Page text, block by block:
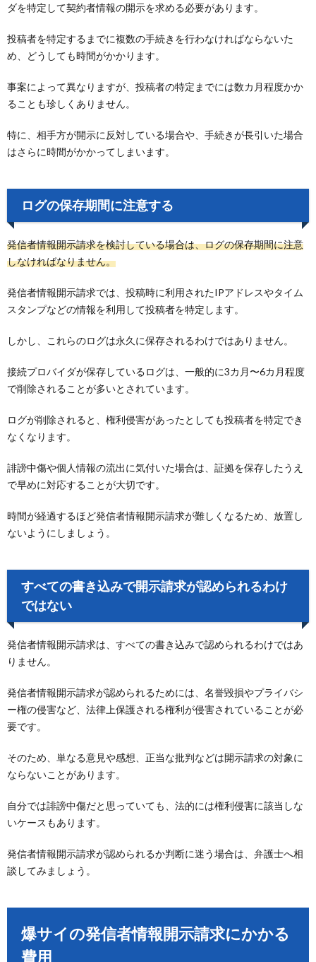
ダを特定して契約者情報の開示を求める必要があります。
投稿者を特定するまでに複数の手続きを行わなければならないた
め、どうしても時間がかかります。
事案によって異なりますが、投稿者の特定までには数カ月程度かか
ることも珍しくありません。
特に、相手方が開示に反対している場合や、手続きが長引いた場合
はさらに時間がかかってしまいます。
ログの保存期間に注意する
発信者情報開示請求を検討している場合は、ログの保存期間に注意
しなければなりません。
発信者情報開示請求では、投稿時に利用されたIPアドレスやタイム
スタンプなどの情報を利用して投稿者を特定します。
しかし、これらのログは永久に保存されるわけではありません。
接続プロバイダが保存しているログは、一般的に3カ月〜6カ月程度
で削除されることが多いとされています。
ログが削除されると、権利侵害があったとしても投稿者を特定でき
なくなります。
誹謗中傷や個人情報の流出に気付いた場合は、証拠を保存したうえ
で早めに対応することが大切です。
時間が経過するほど発信者情報開示請求が難しくなるため、放置し
ないようにしましょう。
すべての書き込みで開示請求が認められるわけ
ではない
発信者情報開示請求は、すべての書き込みで認められるわけではあ
りません。
発信者情報開示請求が認められるためには、名誉毀損やプライバシ
ー権の侵害など、法律上保護される権利が侵害されていることが必
要です。
そのため、単なる意見や感想、正当な批判などは開示請求の対象に
ならないことがあります。
自分では誹謗中傷だと思っていても、法的には権利侵害に該当しな
いケースもあります。
発信者情報開示請求が認められるか判断に迷う場合は、弁護士へ相
談してみましょう。
爆サイの発信者情報開示請求にかかる
費用